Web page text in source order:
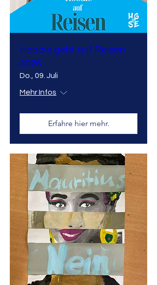
Hoodie geht auf Reisen
2026
Do., 09. Juli
Mehr Infos
Erfahre hier mehr.